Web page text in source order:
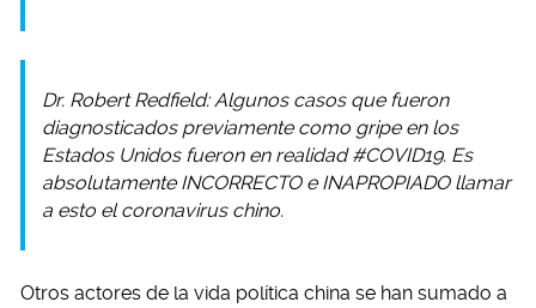
Dr. Robert Redfield: Algunos casos que fueron
diagnosticados previamente como gripe en los
Estados Unidos fueron en realidad #COVID19. Es
absolutamente INCORRECTO e INAPROPIADO llamar
a esto el coronavirus chino.
Otros actores de la vida política china se han sumado a